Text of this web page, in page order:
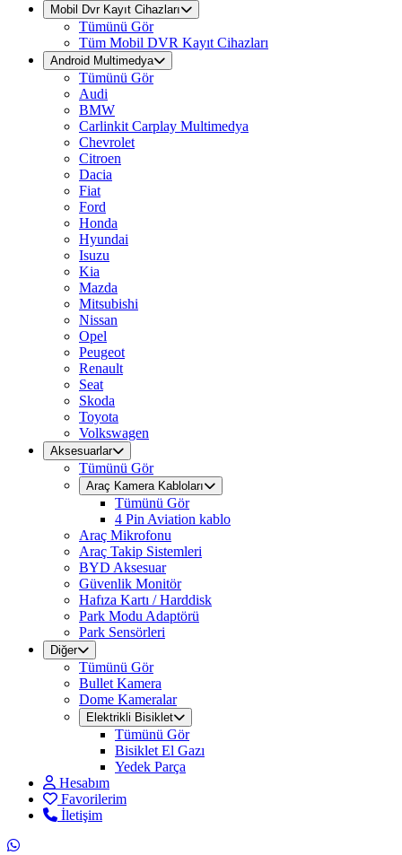
Mobil Dvr Kayıt Cihazları
Tümünü Gör
Tüm Mobil DVR Kayıt Cihazları
Android Multimedya
Tümünü Gör
Audi
BMW
Carlinkit Carplay Multimedya
Chevrolet
Citroen
Dacia
Fiat
Ford
Honda
Hyundai
Isuzu
Kia
Mazda
Mitsubishi
Nissan
Opel
Peugeot
Renault
Seat
Skoda
Toyota
Volkswagen
Aksesuarlar
Tümünü Gör
Araç Kamera Kabloları
Tümünü Gör
4 Pin Aviation kablo
Araç Mikrofonu
Araç Takip Sistemleri
BYD Aksesuar
Güvenlik Monitör
Hafıza Kartı / Harddisk
Park Modu Adaptörü
Park Sensörleri
Diğer
Tümünü Gör
Bullet Kamera
Dome Kameralar
Elektrikli Bisiklet
Tümünü Gör
Bisiklet El Gazı
Yedek Parça
Hesabım
Favorilerim
İletişim